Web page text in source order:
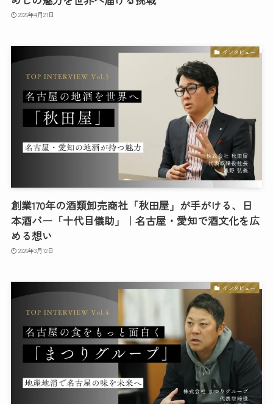
2026年4月21日
インタビュー
創業170年の酒類卸売商社「秋田屋」が手がける、日
本酒バー「十代目儀助」｜名古屋・愛知で酒文化を広
める想い
2026年3月12日
インタビュー